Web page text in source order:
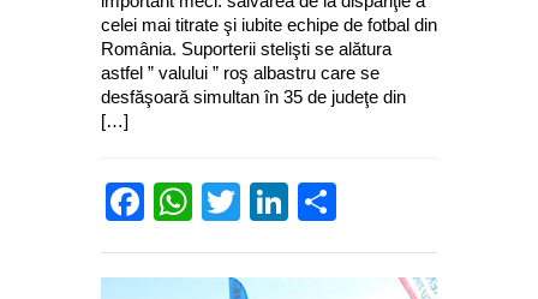
celei mai titrate şi iubite echipe de fotbal din
România. Suporterii stelişti se alătura
astfel ” valului ” roş albastru care se
desfăşoară simultan în 35 de judeţe din
[…]
Facebook
WhatsApp
TwitterLinkedIn